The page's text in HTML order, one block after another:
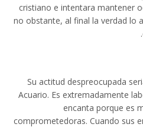
cristiano e intentara mantener
no obstante, al final la verdad lo
Su actitud despreocupada
Acuario. Es extremadamente
encanta porque es
comprometedoras. Cuando sus